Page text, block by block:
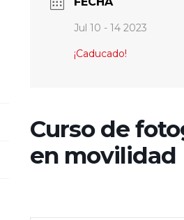
Jul 10 - 14 2023
¡Caducado!
Curso de
en movilidad